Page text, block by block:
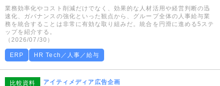
業務効率化やコスト削減だけでなく、効果的な人材活用や経営判断の迅
速化、ガバナンスの強化といった観点から、グループ全体の人事給与業
務を統合することは非常に有効な取り組みだ。統合を円滑に進める5ステ
ップを紹介する。
（2026/07/30）
ERP HR Tech／人事／給与
比較資料 アイティメディア広告企画